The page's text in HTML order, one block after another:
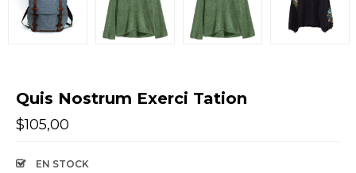
Quis Nostrum Exerci Tation
$105,00
EN STOCK